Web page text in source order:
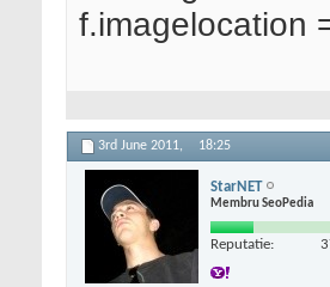
f.imagelocation
3rd June 2011, 18:25
StarNET
Membru SeoPedia
Reputatie: